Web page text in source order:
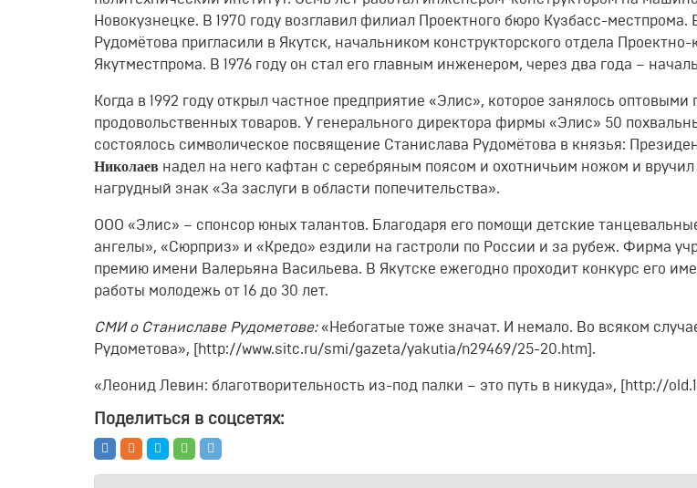
Новокузнецке. В 1970 году возглавил филиал Проектного бюро Кузбасс-местпрома.
Рудомётова пригласили в Якутск, начальником конструкторского отдела Проектно-
Якутместпрома. В 1976 году он стал его главным инженером, через два года –
Когда в 1992 году открыл частное предприятие «Элис», которое занялось оптовыми
продовольственных товаров. У генерального директора фирмы «Элис» 50
состоялось символическое посвящение Станислава Рудомётова в князья:
Николаев надел на него кафтан с серебряным поясом и охотничьим ножом и
нагрудный знак «За заслуги в области попечительства».
ООО «Элис» – спонсор юных талантов. Благодаря его помощи детские
ангелы», «Сюрприз» и «Кредо» ездили на гастроли по России и за рубеж. Фирма
премию имени Валерьяна Васильева. В Якутске ежегодно проходит конкурс его
работы молодежь от 16 до 30 лет.
СМИ о Станиславе Рудометове:«Небогатые тоже значат. И немало. Во всяком
Рудометова», [http://www.sitc.ru/smi/gazeta/yakutia/n29469/25-20.htm].
«Леонид Левин: благотворительность из-под палки – это путь в никуда», [http://
Поделиться в соцсетях: